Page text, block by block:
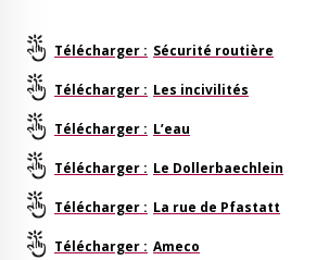
Sécurité routière
Les incivilités
L’eau
Le Dollerbaechlein
La rue de Pfastatt
Ameco